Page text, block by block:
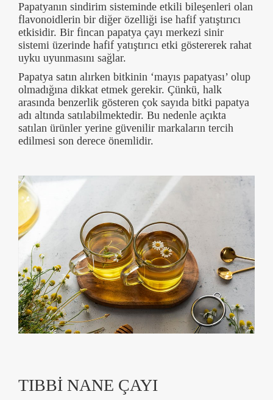
Papatyanın sindirim sisteminde etkili bileşenleri olan
flavonoidlerin bir diğer özelliği ise hafif yatıştırıcı
etkisidir. Bir fincan papatya çayı merkezi sinir
sistemi üzerinde hafif yatıştırıcı etki göstererek rahat
uyku uyunmasını sağlar.
Papatya satın alırken bitkinin ‘mayıs papatyası’ olup
olmadığına dikkat etmek gerekir. Çünkü, halk
arasında benzerlik gösteren çok sayıda bitki papatya
adı altında satılabilmektedir. Bu nedenle açıkta
satılan ürünler yerine güvenilir markaların tercih
edilmesi son derece önemlidir.
TIBBİ NANE ÇAYI